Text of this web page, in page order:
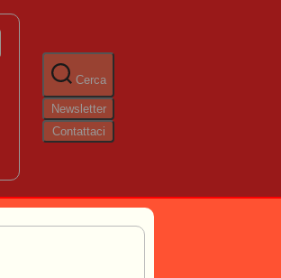
Cerca
Newsletter
Contattaci